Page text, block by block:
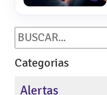
Categorias
Alertas